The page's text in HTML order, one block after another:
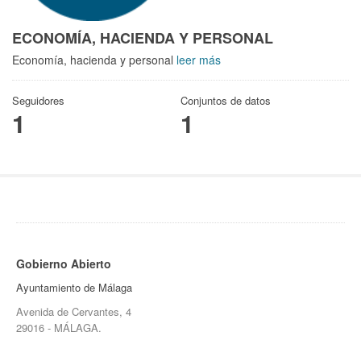
ECONOMÍA, HACIENDA Y PERSONAL
Economía, hacienda y personal leer más
Seguidores
1
Conjuntos de datos
1
Gobierno Abierto
Ayuntamiento de Málaga
Avenida de Cervantes, 4
29016 - MÁLAGA.